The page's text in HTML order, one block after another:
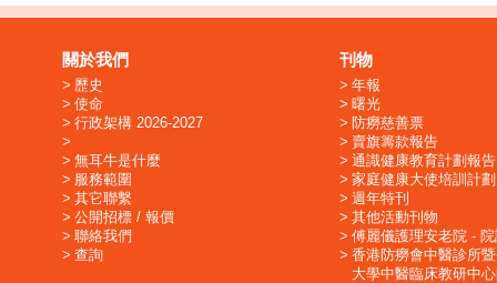
關於我們
歷史
使命
行政架構 2026-2027
無耳牛是什麼
服務範圍
其它聯繫
公開招標 / 報價
聯絡我們
查詢
刊物
年報
曙光
防癆慈善票
賣旗籌款報告
通識健康教育計劃報告
家庭健康大使培訓計劃
週年特刊
其他活動刊物
傅麗儀護理安老院 -
香港防癆會中醫診所
大學中醫臨床教研中